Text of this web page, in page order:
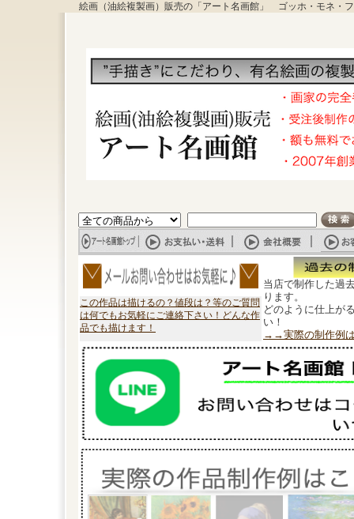
絵画（油絵複製画）販売の「アート名画館」 ゴッホ・モネ・
この作品は描けるの？値段は？等のご質問
は何でもお気軽にご連絡下さい！どんな作
品でも描けます！
当店で制作した過
ります。
どのように仕上が
い！
→→実際の制作例